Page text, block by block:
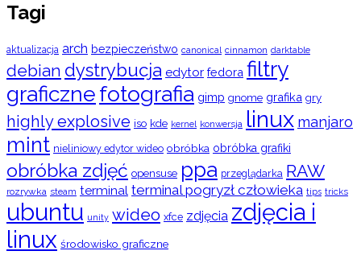
Tagi
aktualizacja arch bezpieczeństwo canonical cinnamon darktable
debian dystrybucja edytor fedora filtry
graficznefotografia gimp gnome grafika gry
highly explosive iso kde kernel konwersja linux manjaro
mint nieliniowy edytor wideo obróbka obróbka grafiki
obróbka zdjęć opensuse ppa przeglądarka RAW
rozrywka steam terminal terminal pogryzł człowieka tips tricks
ubuntu unity wideo xfce zdjęcia zdjęcia i
linux środowisko graficzne